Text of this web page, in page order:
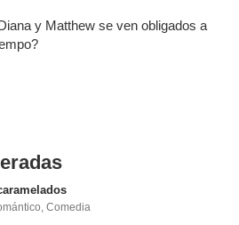
y Matthew se ven obligados a
,Comedia